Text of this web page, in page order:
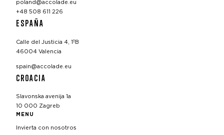
poland@accolade.eu
+48 508 611 226
ESPAÑA
Calle del Justicia 4, 1ºB
46004 Valencia
spain@accolade.eu
CROACIA
Slavonska avenija 1a
10 000 Zagreb
MENU
Invierta con nosotros